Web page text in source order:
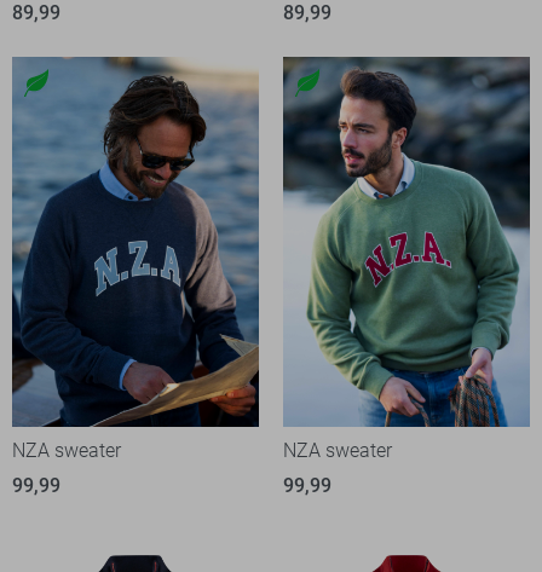
89,99
89,99
NZA sweater
99,99
NZA sweater
99,99